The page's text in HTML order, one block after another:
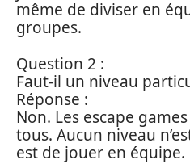
même de diviser en
groupes.
Question 2 :
Faut-il un niveau
Réponse :
Non. Les escape
tous. Aucun niveau
est de jouer en équipe.